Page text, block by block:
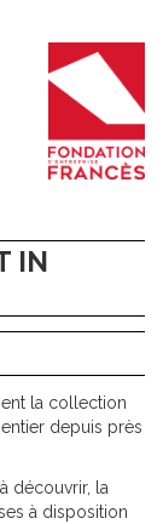
IN
la collection
depuis près
découvrir, la
à disposition